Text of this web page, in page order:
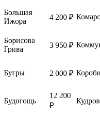
Большая
Ижора
4 200 ₽
Борисова
Грива
3 950 ₽
Бугры 2 000 ₽
Будогощь
12 200
₽